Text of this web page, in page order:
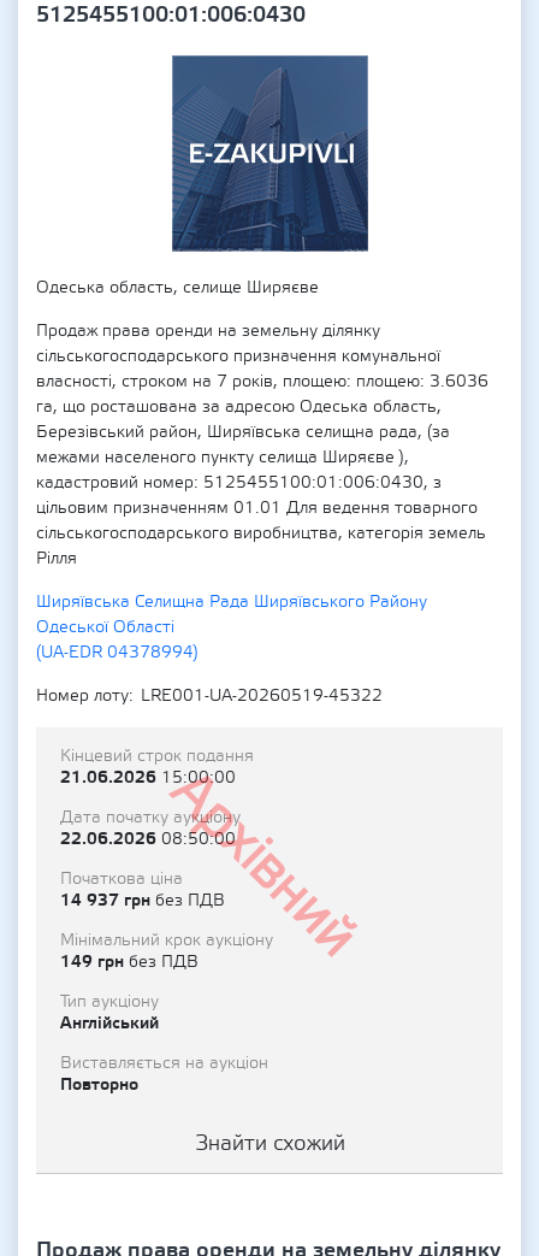
5125455100:01:006:0430
Одеська область, селище Ширяєве
Продаж права оренди на земельну ділянку
сільськогосподарського призначення комунальної
власності, строком на 7 років, площею: площею: 3.6036
га, що росташована за адресою Одеська область,
Березівський район, Ширяївська селищна рада, (за
межами населеного пункту селища Ширяєве ),
кадастровий номер: 5125455100:01:006:0430, з
цільовим призначенням 01.01 Для ведення товарного
сільськогосподарського виробництва, категорія земель
Рілля
Ширяївська Селищна Рада Ширяївського Району
Одеської Області
(UA-EDR 04378994)
Номер лоту
LRE001-UA-20260519-45322
Архівний
Кінцевий строк подання
21.06.2026 15:00:00
Дата початку аукціону
22.06.2026 08:50:00
Початкова ціна
14 937 грн без ПДВ
Мінімальний крок аукціону
149 грн без ПДВ
Тип аукціону
Англійський
Виставляється на аукціон
Повторно
Знайти схожий